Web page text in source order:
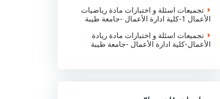
تجميعات اسئلة و اختبارات مادة رياضيات
الأعمال 1-كلية ادارة الأعمال -جامعة طيبة
تجميعات اسئلة و اختبارات مادة ريادة
الأعمال-كلية ادارة الأعمال -جامعة طيبة